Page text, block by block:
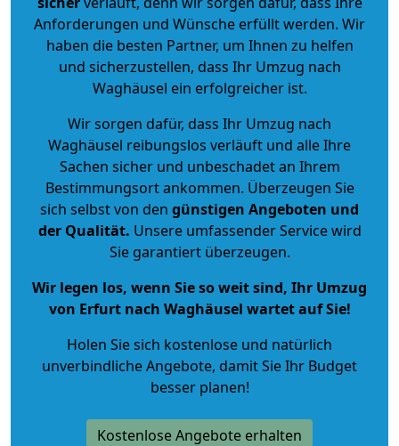
Anforderungen und Wünsche erfüllt werden. Wir
haben die besten Partner, um Ihnen zu helfen
und sicherzustellen, dass Ihr Umzug nach
Waghäusel ein erfolgreicher ist.
Wir sorgen dafür, dass Ihr Umzug nach
Waghäusel reibungslos verläuft und alle Ihre
Sachen sicher und unbeschadet an Ihrem
Bestimmungsort ankommen. Überzeugen Sie
sich selbst von den günstigen Angeboten und
der Qualität. Unsere umfassender Service wird
Sie garantiert überzeugen.
Wir legen los, wenn Sie so weit sind, Ihr Umzug
von Erfurt nach Waghäusel wartet auf Sie!
Holen Sie sich kostenlose und natürlich
unverbindliche Angebote, damit Sie Ihr Budget
besser planen!
Kostenlose Angebote erhalten